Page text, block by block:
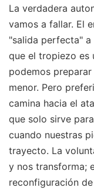
La verdadera
vamos a fallar. El
"salida perfecta"
que el tropiezo es
podemos
menor. Pero
camina hacia el
que solo sirve
cuando nuestras
trayecto. La
y nos transforma;
reconfiguración